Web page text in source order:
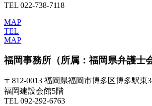
TEL 022-738-7118
MAP
TEL
MAP
福岡事務所 （所属：福岡県弁護士
〒812-0013 福岡県福岡市博多区博多駅東
福岡建設会館5階
TEL 092-292-6763